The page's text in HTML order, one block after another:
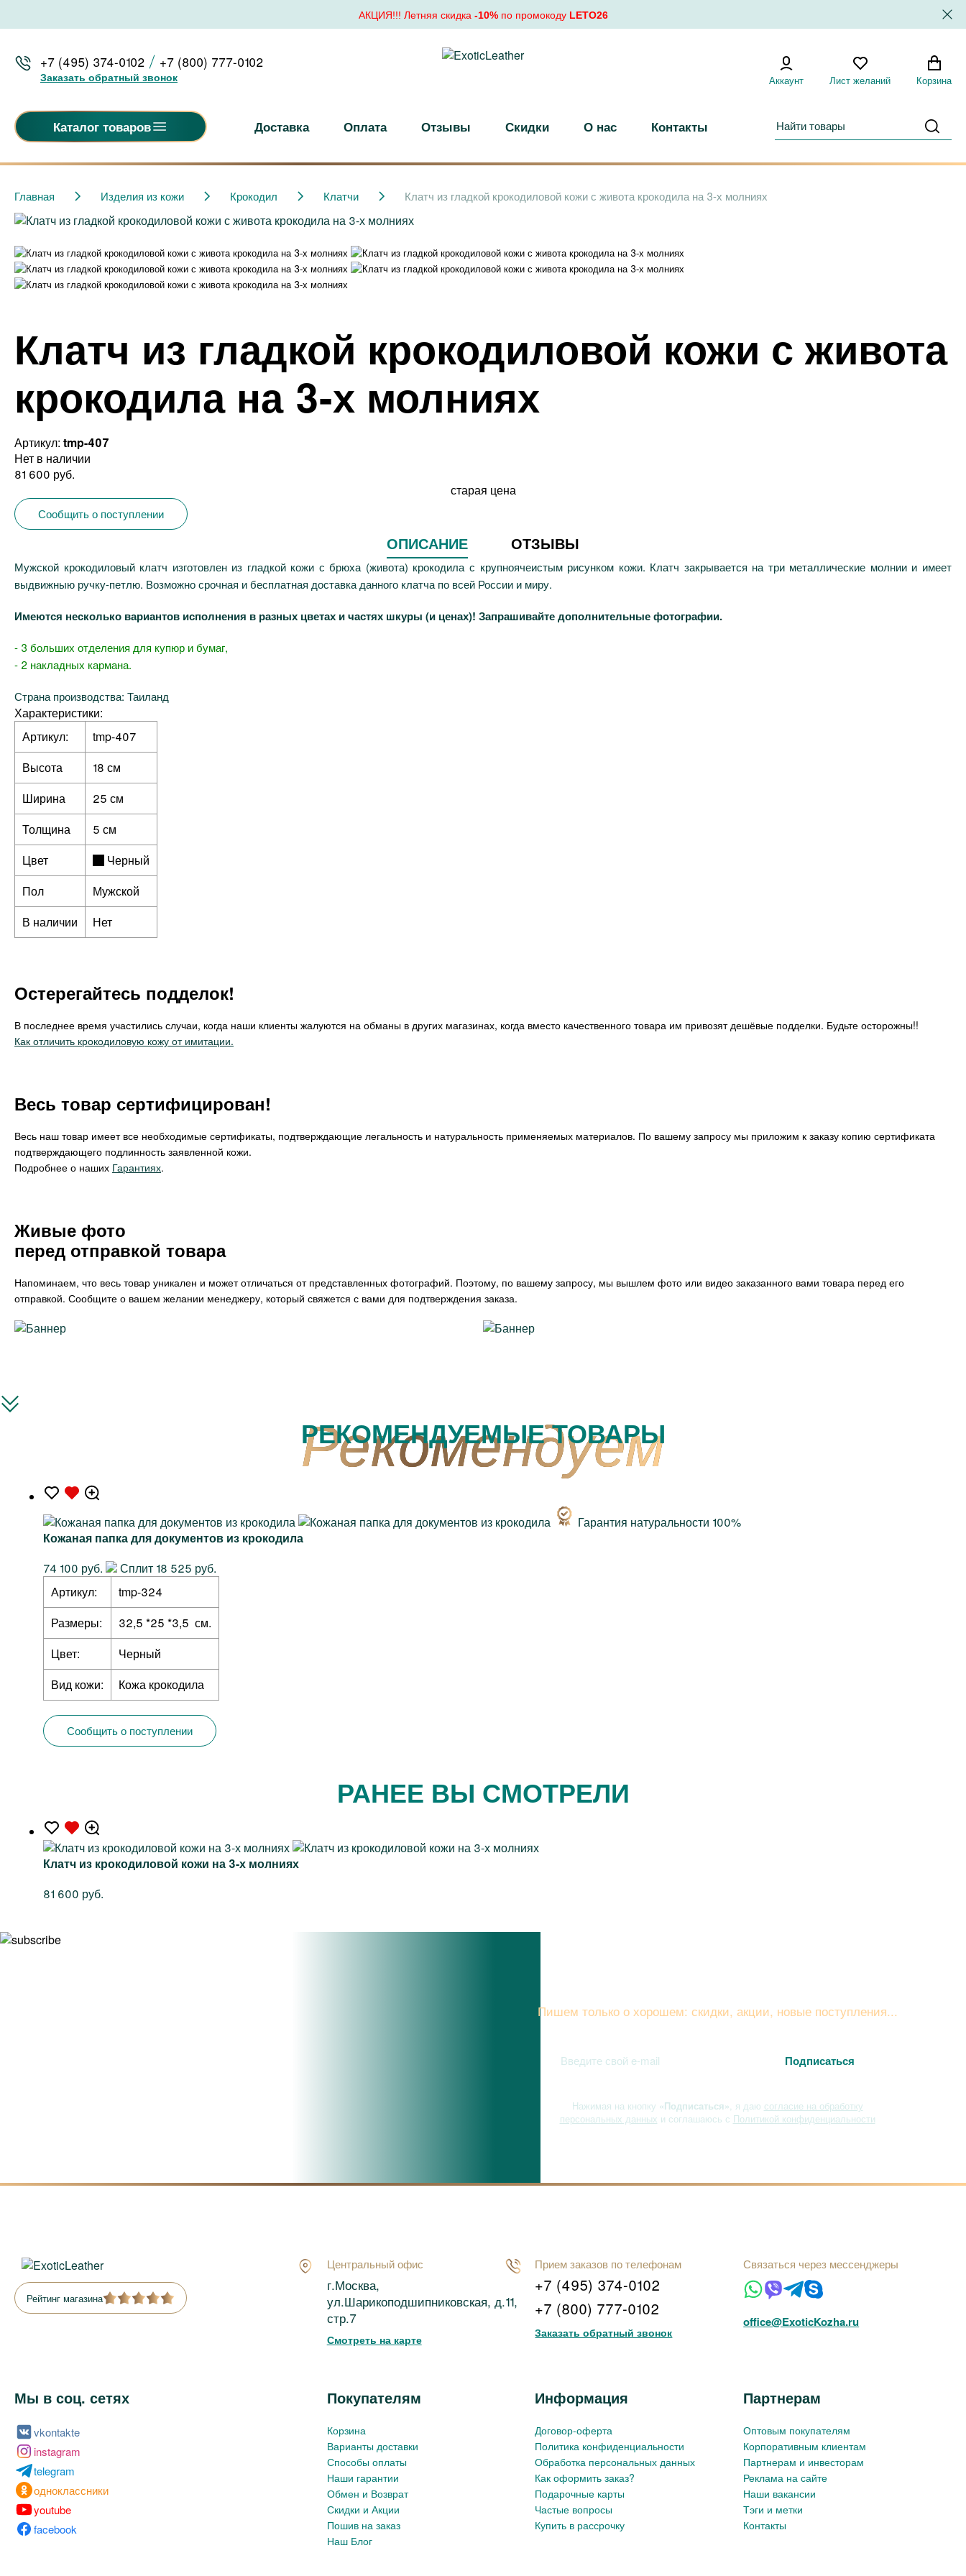
АКЦИЯ!!! Летняя скидка -10%по промокоду LETO26
+7 (495) 374-0102 +7 (800) 777-0102
Заказать обратный звонок Аккаунт Лист желаний Корзина
Каталог товаров Доставка Оплата Отзывы Скидки О нас Контакты
Главная Изделия из кожи Крокодил Клатчи Клатч из гладкой крокодиловой кожи с живота крокодила на 3-х молниях
Клатч из гладкой крокодиловой кожи с живота
крокодила на 3-х молниях
Артикул: tmp-407
Нет в наличии
81 600 руб.
старая цена
Сообщить о поступлении
ОПИСАНИЕ ОТЗЫВЫ
Мужской крокодиловый клатч изготовлен из гладкой кожи с брюха (живота) крокодила с крупноячеистым рисунком кожи. Клатч закрывается на три металлические молнии и имеет
выдвижныю ручку-петлю. Возможно срочная и бесплатная доставка данного клатча по всей России и миру.
Имеются несколько вариантов исполнения в разных цветах и частях шкуры (и ценах)! Запрашивайте дополнительные фотографии.
- 3 больших отделения для купюр и бумаг,
- 2 накладных кармана.
Страна производства: Таиланд
Характеристики:
Артикул:
tmp-407
Высота
18 см
Ширина
25 см
Толщина
5 см
Цвет
Черный
Пол
Мужской
В наличии
Нет
Остерегайтесь подделок!
В последнее время участились случаи, когда наши клиенты жалуются на обманы в других магазинах, когда вместо качественного товара им привозят дешёвые подделки. Будьте осторожны!!
Как отличить крокодиловую кожу от имитации.
Весь товар сертифицирован!
Весь наш товар имеет все необходимые сертификаты, подтверждающие легальность и натуральность применяемых материалов. По вашему запросу мы приложим к заказу копию сертификата
подтверждающего подлинность заявленной кожи.
Подробнее о наших Гарантиях.
Живые фото
перед отправкой товара
Напоминаем, что весь товар уникален и может отличаться от представленных фотографий. Поэтому, по вашему запросу, мы вышлем фото или видео заказанного вами товара перед его
отправкой. Сообщите о вашем желании менеджеру, который свяжется с вами для подтверждения заказа.
РЕКОМЕНДУЕМЫЕ ТОВАРЫ
Гарантия натуральности 100%
Кожаная папка для документов из крокодила
74 100 руб.
Сплит 18 525 руб.
Артикул:
tmp-324
Размеры:
32,5 *25 *3,5 см.
Цвет:
Черный
Вид кожи:
Кожа крокодила
Сообщить о поступлении
РАНЕЕ ВЫ СМОТРЕЛИ
Клатч из крокодиловой кожи на 3-х молниях
81 600 руб.
Пишем только о хорошем: скидки, акции, новые поступления...
Нажимая на кнопку «Подписаться», я даю согласие на обработку
персональных данных и соглашаюсь с Политикой конфиденциальности
Рейтинг магазина
Центральный офис
г.Москва,
ул.Шарикоподшипниковская, д.11,
стр.7
Смотреть на карте
Прием заказов по телефонам
+7 (495) 374-0102
+7 (800) 777-0102
Заказать обратный звонок
Связаться через мессенджеры
office@ExoticKozha.ru
Мы в соц. сетях
vkontakte
instagram
telegram
одноклассники
youtube
facebook
Покупателям
Корзина
Варианты доставки
Способы оплаты
Наши гарантии
Обмен и Возврат
Скидки и Акции
Пошив на заказ
Наш Блог
Информация
Договор-оферта
Политика конфиденциальности
Обработка персональных данных
Как оформить заказ?
Подарочные карты
Частые вопросы
Купить в рассрочку
Партнерам
Оптовым покупателям
Корпоративным клиентам
Партнерам и инвесторам
Реклама на сайте
Наши вакансии
Тэги и метки
Контакты